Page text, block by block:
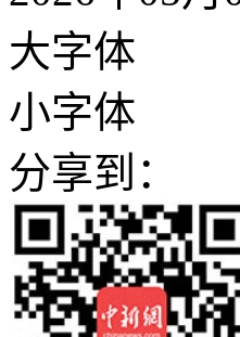
大字体
小字体
分享到：